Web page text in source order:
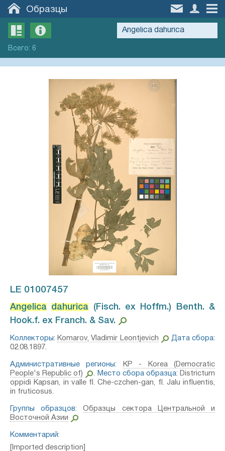
Образцы
Всего: 6
LE 01007457
Angelica dahurica (Fisch. ex Hoffm.) Benth. &
Hook.f. ex Franch. & Sav.⁣
Коллекторы: Komarov, Vladimir Leontjevich
Дата сбора:
02.08.1897.
Административные регионы:
KP - Korea (Democratic
People's Republic of)
. Место сбора образца: Districtum
oppidi Kapsan, in valle fl. Che-czchen-gan, fl. Jalu influentis,
in fruticosus.
Группы образцов:
Образцы сектора Центральной и
Восточной Азии
Комментарий:
[Imported description]